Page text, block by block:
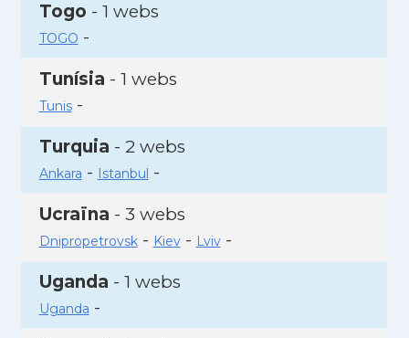
Togo - 1 webs
TOGO -
Tunísia - 1 webs
Tunis-
Turquia - 2 webs
Ankara - Istanbul -
Ucraïna - 3 webs
Dnipropetrovsk- Kiev- Lviv-
Uganda - 1 webs
Uganda -